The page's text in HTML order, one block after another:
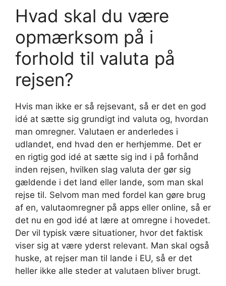
Hvad skal du være
opmærksom på i
forhold til valuta på
rejsen?
Hvis man ikke er så rejsevant, så er det en god
idé at sætte sig grundigt ind valuta og, hvordan
man omregner. Valutaen er anderledes i
udlandet, end hvad den er herhjemme. Det er
en rigtig god idé at sætte sig ind i på forhånd
inden rejsen, hvilken slag valuta der gør sig
gældende i det land eller lande, som man skal
rejse til. Selvom man med fordel kan gøre brug
af en, valutaomregner på apps eller online, så er
det nu en god idé at lære at omregne i hovedet.
Der vil typisk være situationer, hvor det faktisk
viser sig at være yderst relevant. Man skal også
huske, at rejser man til lande i EU, så er det
heller ikke alle steder at valutaen bliver brugt.